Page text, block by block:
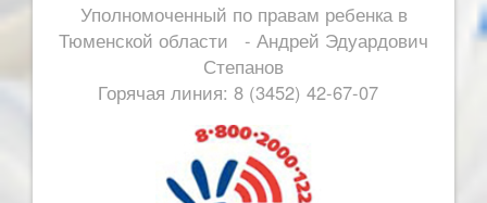
Уполномоченный по правам ребенка в
Тюменской области - Андрей Эдуардович
Степанов
Горячая линия: 8 (3452) 42-67-07